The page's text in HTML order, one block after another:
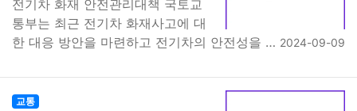
전기차 화재 안전관리대책 국토교
통부는 최근 전기차 화재사고에 대
한 대응 방안을 마련하고 전기차의 안전성을 … 2024-09-09
교통